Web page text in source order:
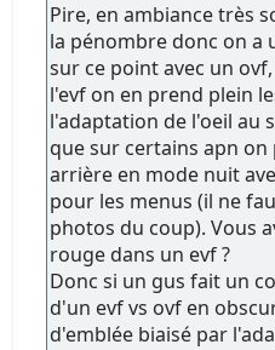
Pire, en ambiance très
la pénombre donc on a
sur ce point avec un
l'evf on en prend plein
l'adaptation de l'oeil au
que sur certains apn
arrière en mode nuit
pour les menus (il ne
photos du coup). Vous
rouge dans un evf ?
Donc si un gus fait un
d'un evf vs ovf en
d'emblée biaisé par